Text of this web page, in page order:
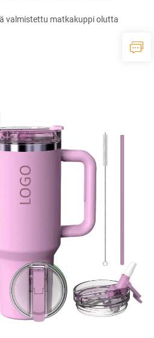
valmistettu matkakuppi olutta